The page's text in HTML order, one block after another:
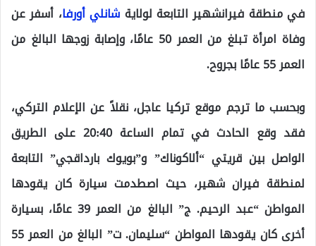
في منطقة فيرانشهير التابعة لولاية شانلي أورفا، أسفر عن
وفاة امرأة تبلغ من العمر 50 عامًا، وإصابة زوجها البالغ من
العمر 55 عامًا بجروح.
وبحسب ما ترجم موقع تركيا عاجل، نقلاً عن الإعلام التركي،
فقد وقع الحادث في تمام الساعة 20:40 على الطريق
الواصل بين قريتي “ألاكوناك” و”بويوك بارداقجي” التابعة
لمنطقة فيران شهير، حيث اصطدمت سيارة كان يقودها
المواطن “عبد الرحيم. ج” البالغ من العمر 39 عامًا، بسيارة
أخرى كان يقودها المواطن “سليمان. ت” البالغ من العمر 55